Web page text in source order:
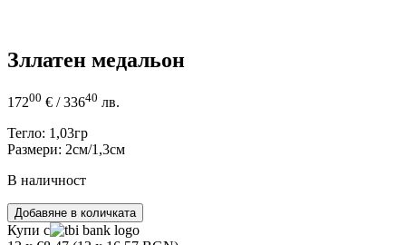
Зллатен медальон
17200 € / 33640 лв.
Тегло: 1,03гр
Размери: 2см/1,3см
В наличност
количество
за
Добавяне в количката
Купи с